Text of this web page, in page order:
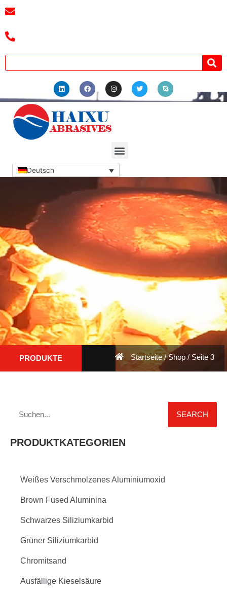
Deutsch
PRODUKTE Startseite /Shop / Seite 3
SEARCH
PRODUKTKATEGORIEN
Weißes Verschmolzenes Aluminiumoxid
Brown Fused Aluminina
Schwarzes Siliziumkarbid
Grüner Siliziumkarbid
Chromitsand
Ausfällige Kieselsäure